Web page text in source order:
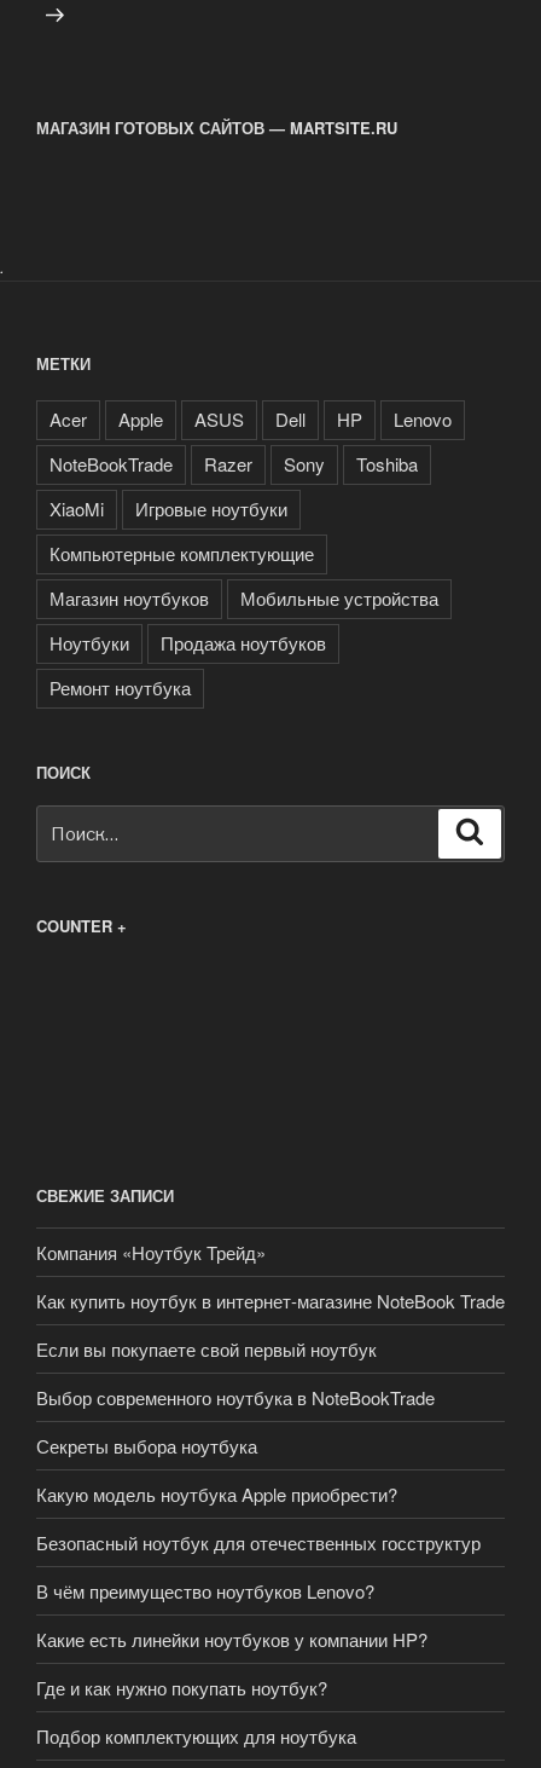
МАГАЗИН ГОТОВЫХ САЙТОВ — MARTSITE.RU
.
МЕТКИ
Acer Apple ASUS Dell HP
Lenovo
NoteBookTrade
Razer Sony
Toshiba
XiaoMi
Игровые ноутбуки
Компьютерные комплектующие
Магазин ноутбуков
Мобильные устройства
Ноутбуки
Продажа ноутбуков
Ремонт ноутбука
ПОИСК
COUNTER +
СВЕЖИЕ ЗАПИСИ
Компания «Ноутбук Трейд»
Как купить ноутбук в интернет-магазине NoteBook Trade
Если вы покупаете свой первый ноутбук
Выбор современного ноутбука в NoteBookTrade
Секреты выбора ноутбука
Какую модель ноутбука Apple приобрести?
Безопасный ноутбук для отечественных госструктур
В чём преимущество ноутбуков Lenovo?
Какие есть линейки ноутбуков у компании HP?
Где и как нужно покупать ноутбук?
Подбор комплектующих для ноутбука